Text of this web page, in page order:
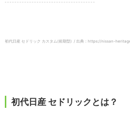
初代日産 セドリック カスタム(前期型) / 出典：https://nissan-
初代日産 セドリックとは？